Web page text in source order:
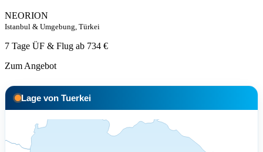
NEORION
Istanbul & Umgebung, Türkei
7 Tage ÜF & Flug ab 734 €
Zum Angebot
Lage von Tuerkei